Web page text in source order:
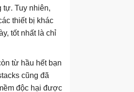
tự. Tuy nhiên,
thiết bị khác
tốt nhất là chỉ
từ hầu hết bạn
cũng đã
độc hại được